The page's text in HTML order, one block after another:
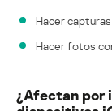
Hacer
Hacer fotos
¿Afectan por